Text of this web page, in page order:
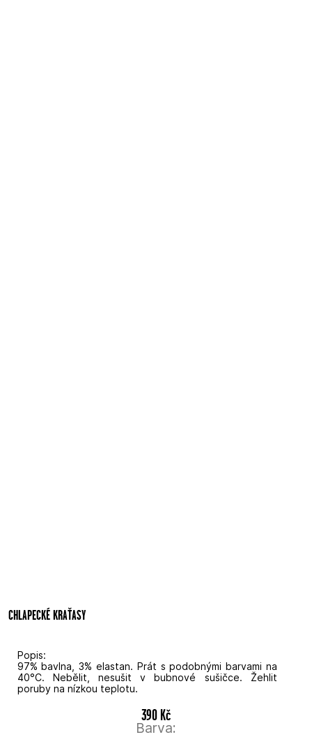
CHLAPECKÉ KRAŤASY
Popis:
97% bavlna, 3% elastan. Prát s podobnými barvami na
40°C. Nebělit, nesušit v bubnové sušičce. Žehlit
poruby na nízkou teplotu.
390 Kč
Barva: